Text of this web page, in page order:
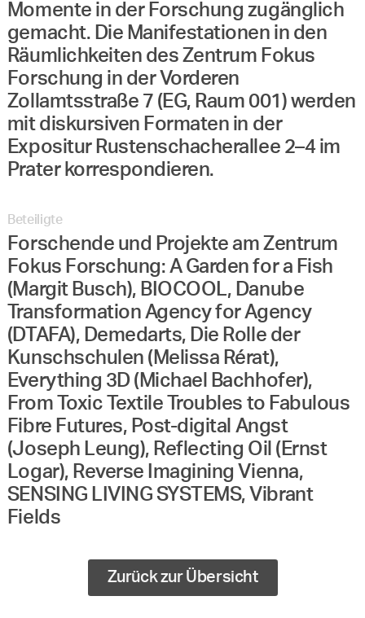
Momente in der Forschung zugänglich
gemacht. Die Manifestationen in den
Räumlichkeiten des Zentrum Fokus
Forschung in der Vorderen
Zollamtsstraße 7 (EG, Raum 001) werden
mit diskursiven Formaten in der
Expositur Rustenschacherallee 2–4 im
Prater korrespondieren.
Beteiligte
Forschende und Projekte am Zentrum
Fokus Forschung: A Garden for a Fish
(Margit Busch), BIOCOOL, Danube
Transformation Agency for Agency
(DTAFA), Demedarts, Die Rolle der
Kunschschulen (Melissa Rérat),
Everything 3D (Michael Bachhofer),
From Toxic Textile Troubles to Fabulous
Fibre Futures, Post-digital Angst
(Joseph Leung), Reflecting Oil (Ernst
Logar), Reverse Imagining Vienna,
SENSING LIVING SYSTEMS, Vibrant
Fields
Zurück zur Übersicht